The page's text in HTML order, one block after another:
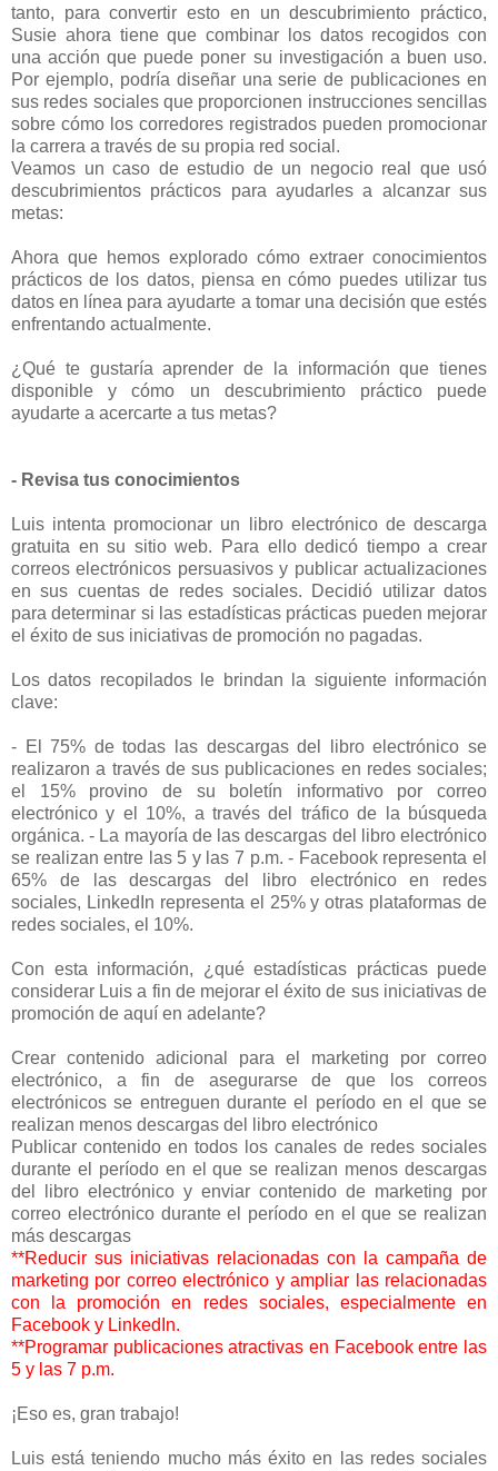
tanto, para convertir esto en un descubrimiento práctico,
Susie ahora tiene que combinar los datos recogidos con
una acción que puede poner su investigación a buen uso.
Por ejemplo, podría diseñar una serie de publicaciones en
sus redes sociales que proporcionen instrucciones sencillas
sobre cómo los corredores registrados pueden promocionar
la carrera a través de su propia red social.
Veamos un caso de estudio de un negocio real que usó
descubrimientos prácticos para ayudarles a alcanzar sus
metas:
Ahora que hemos explorado cómo extraer conocimientos
prácticos de los datos, piensa en cómo puedes utilizar tus
datos en línea para ayudarte a tomar una decisión que estés
enfrentando actualmente.
¿Qué te gustaría aprender de la información que tienes
disponible y cómo un descubrimiento práctico puede
ayudarte a acercarte a tus metas?
- Revisa tus conocimientos
Luis intenta promocionar un libro electrónico de descarga
gratuita en su sitio web. Para ello dedicó tiempo a crear
correos electrónicos persuasivos y publicar actualizaciones
en sus cuentas de redes sociales. Decidió utilizar datos
para determinar si las estadísticas prácticas pueden mejorar
el éxito de sus iniciativas de promoción no pagadas.
Los datos recopilados le brindan la siguiente información
clave:
- El 75% de todas las descargas del libro electrónico se
realizaron a través de sus publicaciones en redes sociales;
el 15% provino de su boletín informativo por correo
electrónico y el 10%, a través del tráfico de la búsqueda
orgánica. - La mayoría de las descargas del libro electrónico
se realizan entre las 5 y las 7 p.m. - Facebook representa el
65% de las descargas del libro electrónico en redes
sociales, LinkedIn representa el 25% y otras plataformas de
redes sociales, el 10%.
Con esta información, ¿qué estadísticas prácticas puede
considerar Luis a fin de mejorar el éxito de sus iniciativas de
promoción de aquí en adelante?
Crear contenido adicional para el marketing por correo
electrónico, a fin de asegurarse de que los correos
electrónicos se entreguen durante el período en el que se
realizan menos descargas del libro electrónico
Publicar contenido en todos los canales de redes sociales
durante el período en el que se realizan menos descargas
del libro electrónico y enviar contenido de marketing por
correo electrónico durante el período en el que se realizan
más descargas
**Reducir sus iniciativas relacionadas con la campaña de
marketing por correo electrónico y ampliar las relacionadas
con la promoción en redes sociales, especialmente en
Facebook y LinkedIn.
**Programar publicaciones atractivas en Facebook entre las
5 y las 7 p.m.
¡Eso es, gran trabajo!
Luis está teniendo mucho más éxito en las redes sociales